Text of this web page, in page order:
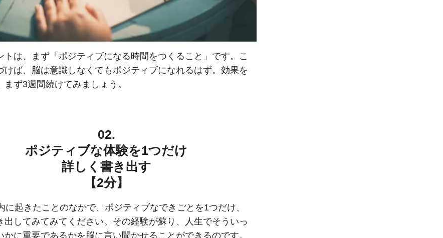
トは、まず「ポジティブになる時間をつくること」です。こ
けば、脳は意識しなくてもポジティブになれるはず。効果を
まず3週間続けてみましょう。
02.
ポジティブな体験を1つだけ
詳しく書き出す
【2分】
に起きたことのなかで、ポジティブなできごとを1つだけ、
出してみてみてください。その経験が蘇り、人生でそういっ
かに重要であるかを脳に言い聞かせることができるのです。